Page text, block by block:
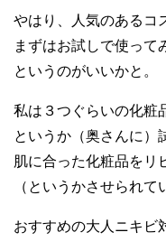
やはり、人気のあるコ
まずはお試しで使って
というのがいいかと。
私は３つぐらいの化粧
というか（奥さんに）
肌に合った化粧品をリ
（というかさせられて
おすすめの大人ニキビ